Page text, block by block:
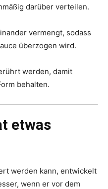
darüber verteilen.
vermengt, sodass
überzogen wird.
werden, damit
behalten.
etwas
werden kann, entwickelt
wenn er vor dem